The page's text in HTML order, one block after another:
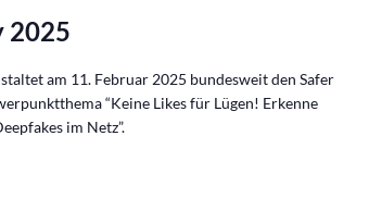
2025
am 11. Februar 2025 bundesweit den Safer
“Keine Likes für Lügen! Erkenne
im Netz”.